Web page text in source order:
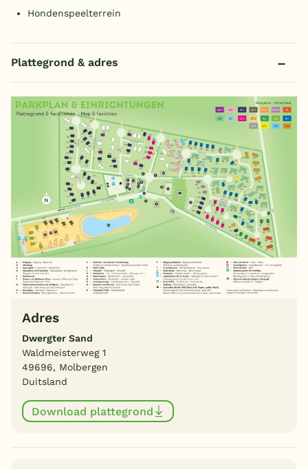
Hondenspeelterrein
Plattegrond & adres
Adres
Dwergter Sand
Waldmeisterweg 1
49696, Molbergen
Duitsland
Download plattegrond